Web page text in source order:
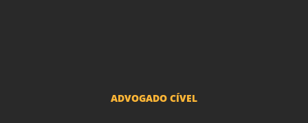
ADVOGADO CÍVEL